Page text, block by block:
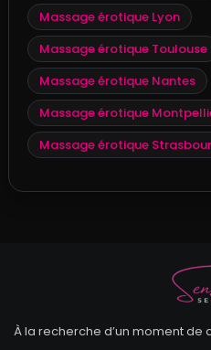
Massage érotique Lyon
Massage érotique Toulouse
Massage érotique Nantes
Massage érotique
Massage érotique
À la recherche d’un moment de